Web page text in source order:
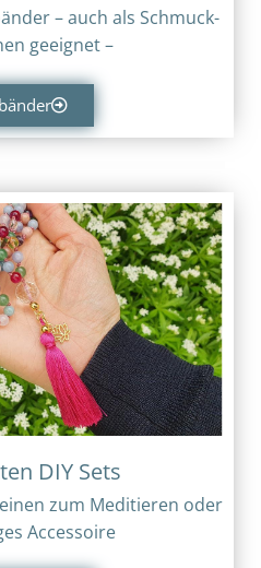
– auch als Schmuck-
geeignet –
DIY Sets
zum Meditieren oder
Accessoire